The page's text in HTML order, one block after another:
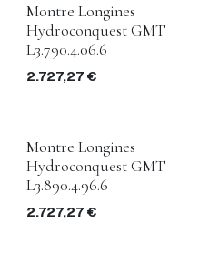
Montre Longines
Hydroconquest GMT
L3.790.4.06.6
2.727,27€
Montre Longines
Hydroconquest GMT
L3.890.4.96.6
2.727,27€